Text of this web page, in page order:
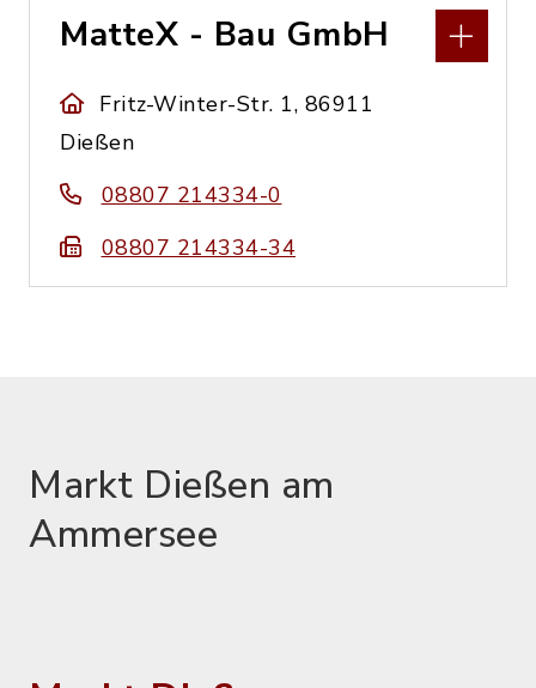
MatteX - Bau GmbH
Fritz-Winter-Str. 1, 86911
Dießen
08807 214334-0
08807 214334-34
Markt Dießen am
Ammersee